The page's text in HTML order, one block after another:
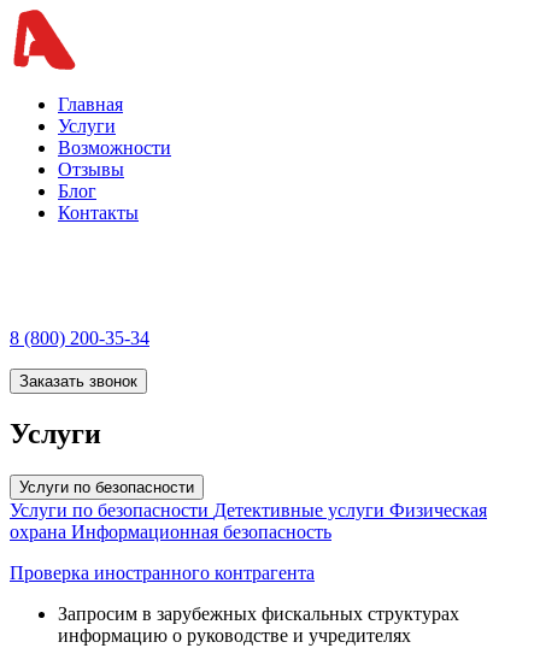
Главная
Услуги
Возможности
Отзывы
Блог
Контакты
8 (800) 200-35-34
Заказать звонок
Услуги
Услуги по безопасности
Услуги по безопасности Детективные услуги Физическая
охрана Информационная безопасность
Проверка иностранного контрагента
Запросим в зарубежных фискальных структурах
информацию о руководстве и учредителях